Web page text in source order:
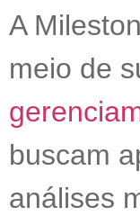
A
meio de
buscam
análises